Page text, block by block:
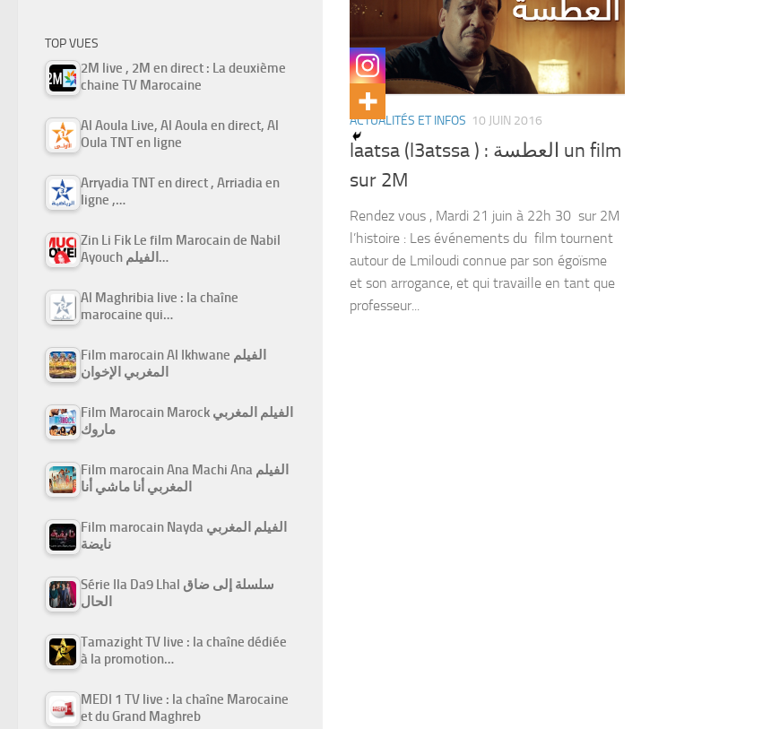
ACTUALITÉS ET INFOS 10 JUIN 2016
laatsa (l3atssa ) : العطسة un film
sur 2M
Rendez vous , Mardi 21 juin à 22h 30 sur 2M
l’histoire : Les événements du film tournent
autour de Lmiloudi connue par son égoïsme
et son arrogance, et qui travaille en tant que
professeur...
TOP VUES
2M live , 2M en direct : La deuxième
chaine TV Marocaine
Al Aoula Live, Al Aoula en direct, Al
Oula TNT en ligne
Arryadia TNT en direct , Arriadia en
ligne ,…
Zin Li Fik Le film Marocain de Nabil
Ayouch الفيلم…
Al Maghribia live : la chaîne
marocaine qui…
Film marocain Al Ikhwane الفيلم
المغربي الإخوان
Film Marocain Marock الفيلم المغربي
ماروك
Film marocain Ana Machi Ana الفيلم
المغربي أنا ماشي أنا
Film marocain Nayda الفيلم المغربي
نايضة
Série Ila Da9 Lhal سلسلة إلى ضاق
الحال
Tamazight TV live : la chaîne dédiée
à la promotion…
MEDI 1 TV live : la chaîne Marocaine
et du Grand Maghreb